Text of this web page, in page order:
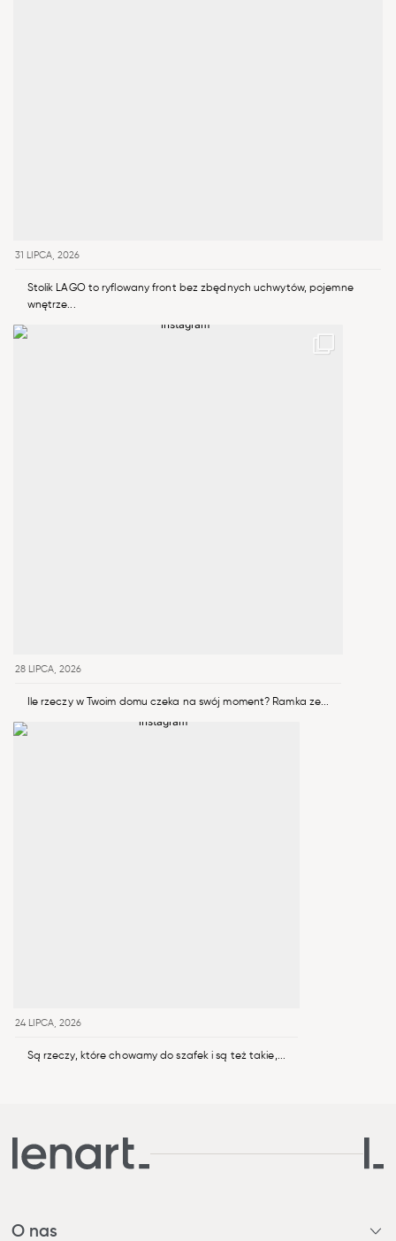
31 LIPCA, 2026
Stolik LAGO to ryflowany front bez zbędnych uchwytów, pojemne
wnętrze...
28 LIPCA, 2026
Ile rzeczy w Twoim domu czeka na swój moment? Ramka ze...
24 LIPCA, 2026
Są rzeczy, które chowamy do szafek i są też takie,...
O nas